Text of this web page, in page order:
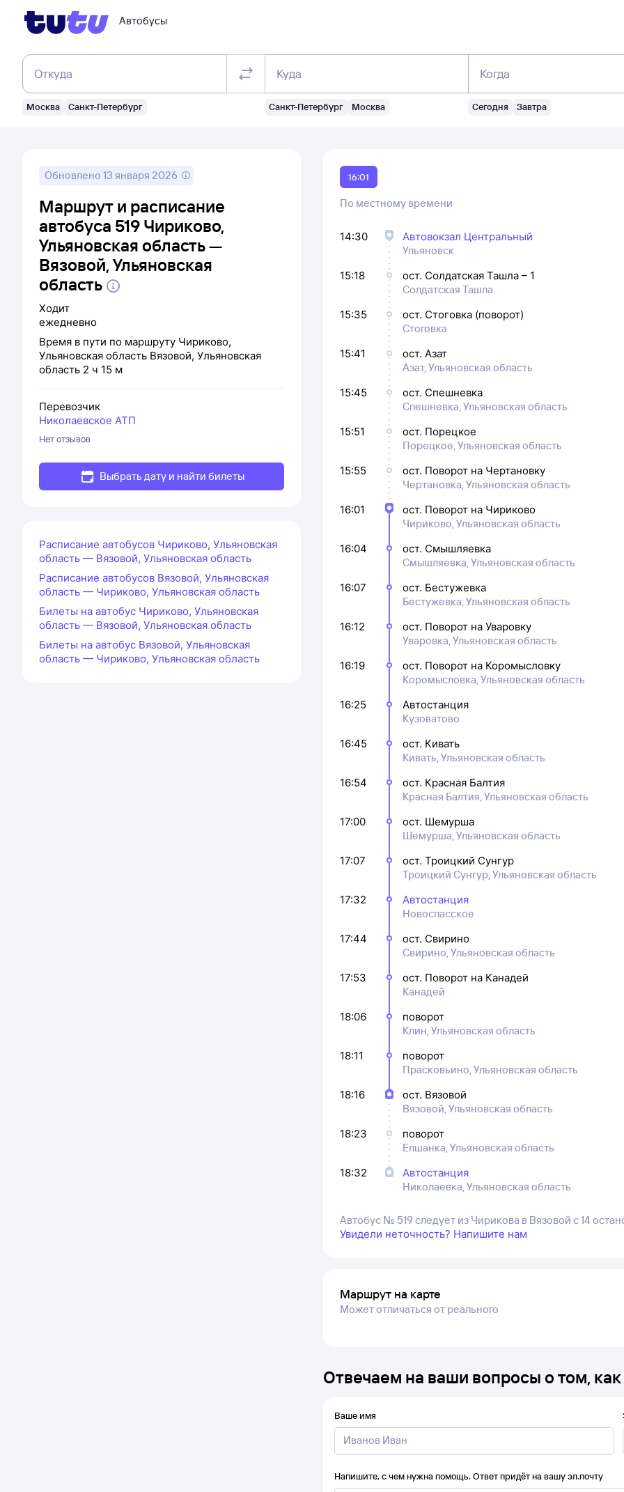
Автобусы
Откуда
Москва Санкт-Петербург
Куда
Санкт-Петербург Москва
Когда
Сегодня Завтра
Обновлено 13 января 2026
Маршрут и расписание
автобуса 519 Чириково,
Ульяновская область —
Вязовой, Ульяновская
область
Ходит
ежедневно
Время в пути по маршруту Чириково,
Ульяновская область Вязовой, Ульяновская
область 2 ч 15 м
Перевозчик
Николаевское АТП
Нет отзывов
Выбрать дату и найти билеты
16:01
По местному времени
14:30
Автовокзал Центральный
Ульяновск
15:18
ост. Солдатская Ташла – 1
Солдатская Ташла
15:35
ост. Стоговка (поворот)
Стоговка
15:41
ост. Азат
Азат, Ульяновская область
15:45
ост. Спешневка
Спешневка, Ульяновская область
15:51
ост. Порецкое
Порецкое, Ульяновская область
15:55
ост. Поворот на Чертановку
Чертановка, Ульяновская область
16:01
ост. Поворот на Чириково
Чириково, Ульяновская область
16:04
ост. Смышляевка
Смышляевка, Ульяновская область
16:07
ост. Бестужевка
Бестужевка, Ульяновская область
16:12
ост. Поворот на Уваровку
Уваровка, Ульяновская область
16:19
ост. Поворот на Коромысловку
Коромысловка, Ульяновская область
16:25
Автостанция
Кузоватово
16:45
ост. Кивать
Кивать, Ульяновская область
16:54
ост. Красная Балтия
Красная Балтия, Ульяновская область
17:00
ост. Шемурша
Шемурша, Ульяновская область
17:07
ост. Троицкий Сунгур
Троицкий Сунгур, Ульяновская область
17:32
Автостанция
Новоспасское
17:44
ост. Свирино
Свирино, Ульяновская область
17:53
ост. Поворот на Канадей
Канадей
18:06
поворот
Клин, Ульяновская область
18:11
поворот
Прасковьино, Ульяновская область
18:16
ост. Вязовой
Вязовой, Ульяновская область
18:23
поворот
Елшанка, Ульяновская область
18:32
Автостанция
Николаевка, Ульяновская область
Автобус № 519 следует из Чирикова в Вязовой с 14
Увидели неточность? Напишите нам
Маршрут на карте
Может отличаться от реального
Отвечаем на ваши вопросы о том, как
Ваше имя
Напишите, с чем нужна помощь. Ответ придёт на вашу эл.почту
Расписание автобусов Чириково, Ульяновская
область — Вязовой, Ульяновская область
Расписание автобусов Вязовой, Ульяновская
область — Чириково, Ульяновская область
Билеты на автобус Чириково, Ульяновская
область — Вязовой, Ульяновская область
Билеты на автобус Вязовой, Ульяновская
область — Чириково, Ульяновская область